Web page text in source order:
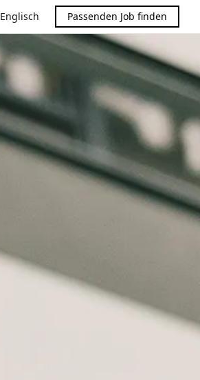
Englisch Passenden Job finden